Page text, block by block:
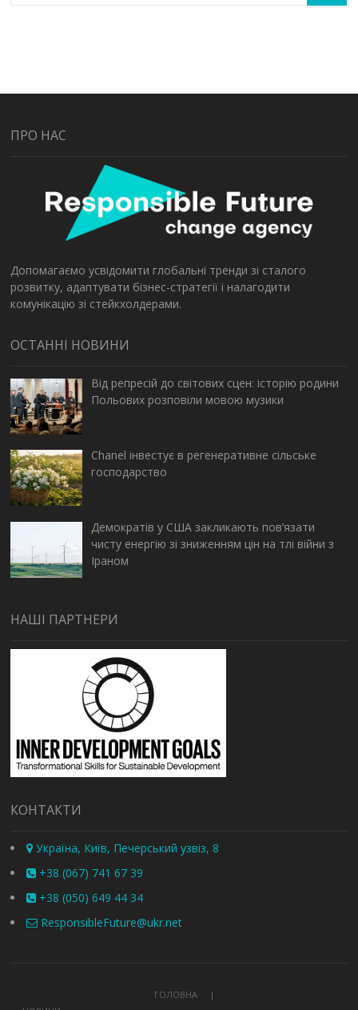
ПРО НАС
Допомагаємо усвідомити глобальні тренди зі сталого
розвитку, адаптувати бізнес-стратегії і налагодити
комунікацію зі стейкхолдерами.
ОСТАННІ НОВИНИ
Від репресій до світових сцен: історію родини
Польових розповіли мовою музики
Chanel інвестує в регенеративне сільське
господарство
Демократів у США закликають пов’язати
чисту енергію зі зниженням цін на тлі війни з
Іраном
НАШІ ПАРТНЕРИ
КОНТАКТИ
Україна, Київ, Печерський узвіз, 8
+38 (067) 741 67 39
+38 (050) 649 44 34
ResponsibleFuture@ukr.net
ГОЛОВНА